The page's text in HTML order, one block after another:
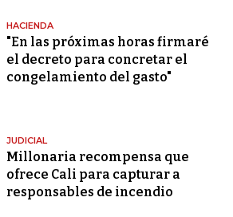
HACIENDA
"En las próximas horas firmaré
el decreto para concretar el
congelamiento del gasto"
JUDICIAL
Millonaria recompensa que
ofrece Cali para capturar a
responsables de incendio